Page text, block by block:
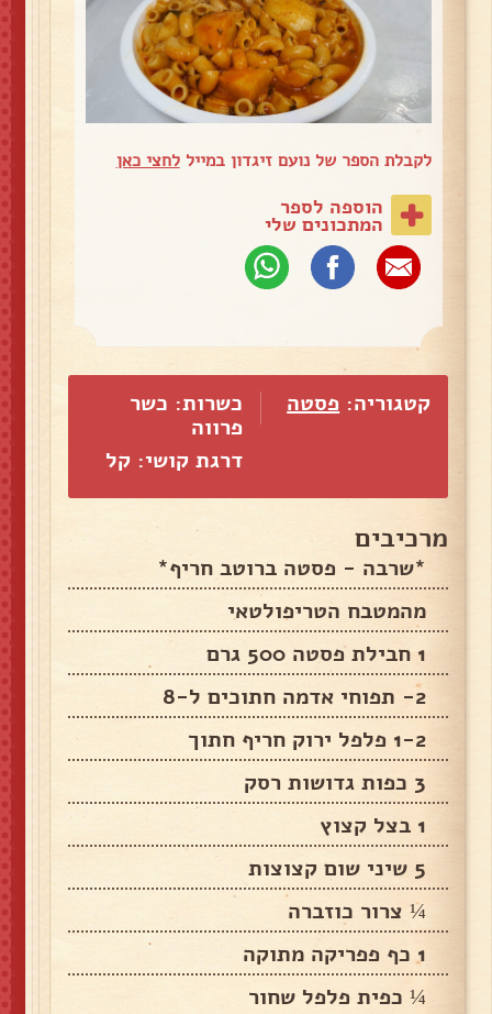
לקבלת הספר של נועם זיגדון במייללחצי כאן
הוספה לספר
המתכונים שלי
קטגוריה: פסטה
כשרות: כשר
פרווה
דרגת קושי: קל
מרכיבים
*שרבה - פסטה ברוטב חריף*
מהמטבח הטריפולטאי
1 חבילת פסטה 500 גרם
2- תפוחי אדמה חתוכים ל-8
1-2 פלפל ירוק חריף חתוך
3 כפות גדושות רסק
1 בצל קצוץ
5 שיני שום קצוצות
¼ צרור כוזברה
1 כף פפריקה מתוקה
¼ כפית פלפל שחור